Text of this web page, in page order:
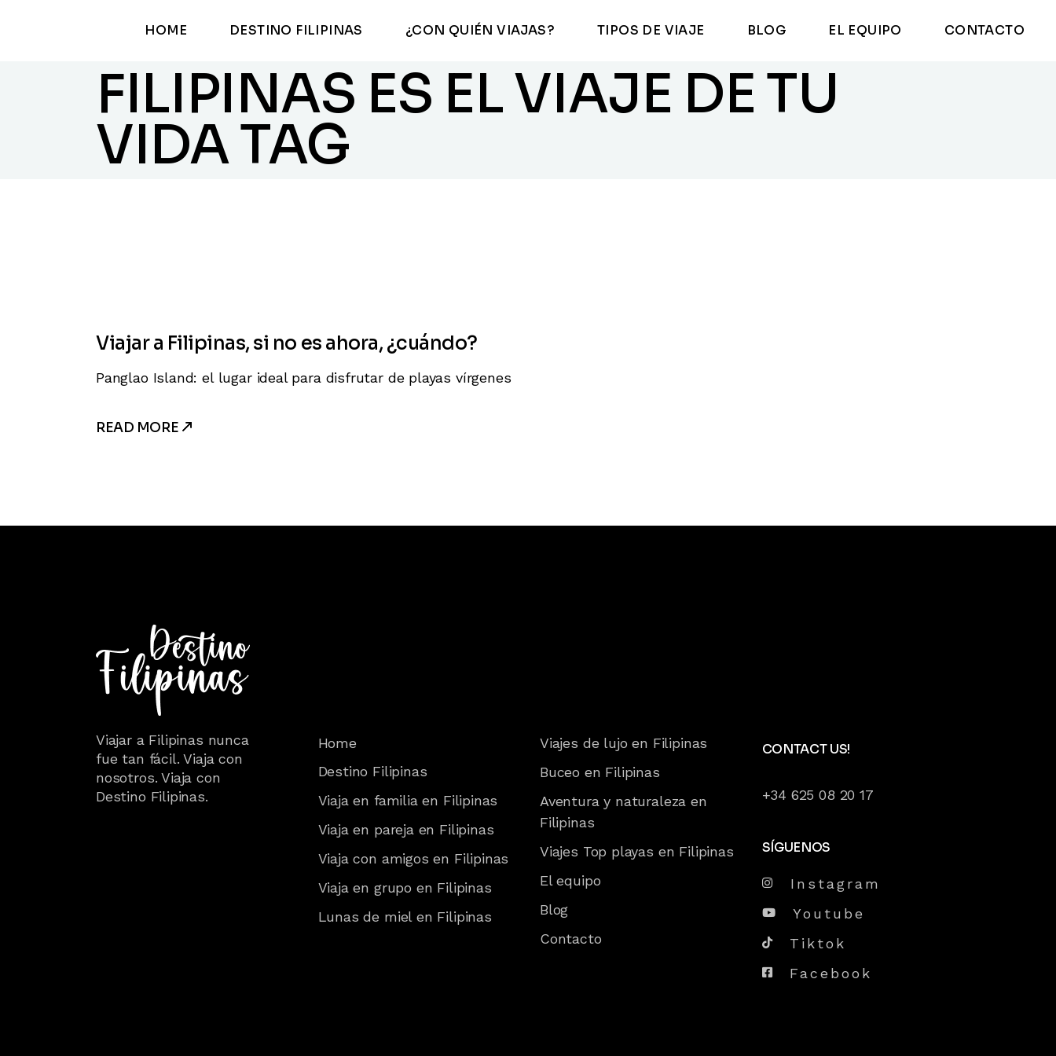
HOME DESTINO FILIPINAS ¿CON QUIÉN VIAJAS?
Familia
En pareja
TIPOS DE VIAJE
Luna de miel
Viajes de lujo
BLOG EL EQUIPO CONTACTO
Familia
Con amigos
En grupo
Luna de miel
Buceo
Aventura y
naturaleza
FILIPINAS ES EL VIAJE DE TU
VIDA TAG
Viajar a Filipinas, si no es ahora, ¿cuándo?
Panglao Island: el lugar ideal para disfrutar de playas vírgenes
READ MORE
Viajar a Filipinas nunca
fue tan fácil. Viaja con
nosotros. Viaja con
Destino Filipinas.
Home
Destino Filipinas
Viaja en familia en Filipinas
Viaja en pareja en Filipinas
Viaja con amigos en Filipinas
Viaja en grupo en Filipinas
Lunas de miel en Filipinas
Viajes de lujo en Filipinas
Buceo en Filipinas
Aventura y naturaleza en
Filipinas
Viajes Top playas en Filipinas
El equipo
Blog
Contacto
CONTACT US!
+34 625 08 20 17
SÍGUENOS
Instagram
Youtube
Tiktok
Facebook